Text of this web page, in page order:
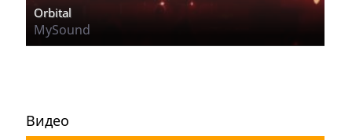
Orbital
MySound
Видео